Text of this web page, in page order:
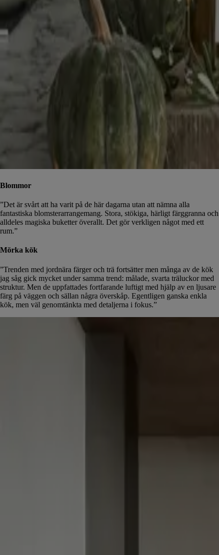
Blommor
”Det är svårt att ha varit på de här dagarna utan att nämna alla
fantastiska blomsterarrangemang. Stora, stökiga, härligt färggranna och
alldeles magiska buketter överallt. Det gör verkligen något med ett
rum.”
Mörka kök
”Trenden med jordnära färger och trä fortsätter men många av de kök
jag såg gick mycket under samma trend: målade, svarta träluckor med
struktur. Men de uppfattades fortfarande luftigt med hjälp av en ljusare
färg på väggen och sällan några överskåp. Egentligen ganska enkla
kök, men väl genomtänkta med detaljerna i fokus.”